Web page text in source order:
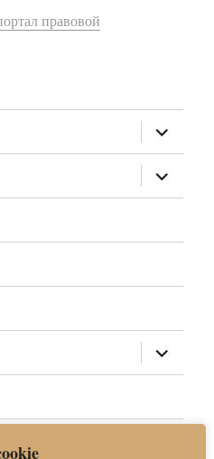
правовой
раскрыть
дочернее
меню
раскрыть
дочернее
меню
раскрыть
дочернее
меню